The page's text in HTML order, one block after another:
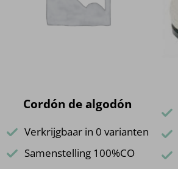
Cordón de algodón
Verkrijgbaar in 0 varianten
Samenstelling 100%CO